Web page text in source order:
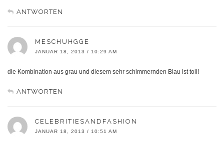
ANTWORTEN
MESCHUHGGE
JANUAR 18, 2013 / 10:29 AM
die Kombination aus grau und diesem sehr schimmernden Blau ist toll!
ANTWORTEN
CELEBRITIESANDFASHION
JANUAR 18, 2013 / 10:51 AM